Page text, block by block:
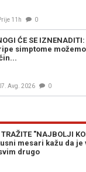
11h 0
ĆE SE
simptome
Avg. 2026 0
TRAŽITE "NAJBOLJI
mesari kažu da je
drugo